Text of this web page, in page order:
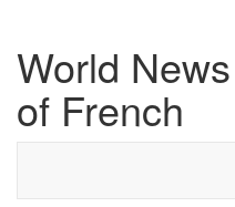
World
of French